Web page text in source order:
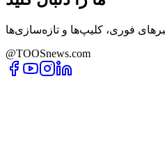
@TOOSnews.com